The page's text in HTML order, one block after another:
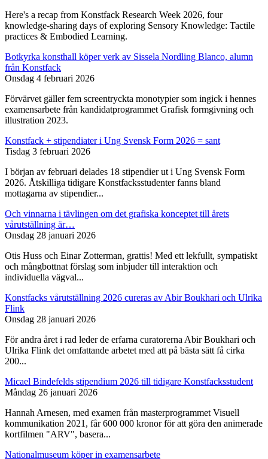
Here's a recap from Konstfack Research Week 2026, four
knowledge-sharing days of exploring Sensory Knowledge: Tactile
practices & Embodied Learning.
Botkyrka konsthall köper verk av Sissela Nordling Blanco, alumn
från Konstfack
Onsdag 4 februari 2026
Förvärvet gäller fem screentryckta monotypier som ingick i hennes
examensarbete från kandidatprogrammet Grafisk formgivning och
illustration 2023.
Konstfack + stipendiater i Ung Svensk Form 2026 = sant
Tisdag 3 februari 2026
I början av februari delades 18 stipendier ut i Ung Svensk Form
2026. Åtskilliga tidigare Konstfacksstudenter fanns bland
mottagarna av stipendier...
Och vinnarna i tävlingen om det grafiska konceptet till årets
vårutställning är…
Onsdag 28 januari 2026
Otis Huss och Einar Zotterman, grattis! Med ett lekfullt, sympatiskt
och mångbottnat förslag som inbjuder till interaktion och
individuella vägval...
Konstfacks vårutställning 2026 cureras av Abir Boukhari och Ulrika
Flink
Onsdag 28 januari 2026
För andra året i rad leder de erfarna curatorerna Abir Boukhari och
Ulrika Flink det omfattande arbetet med att på bästa sätt få cirka
200...
Micael Bindefelds stipendium 2026 till tidigare Konstfacksstudent
Måndag 26 januari 2026
Hannah Arnesen, med examen från masterprogrammet Visuell
kommunikation 2021, får 600 000 kronor för att göra den animerade
kortfilmen "ARV", basera...
Nationalmuseum köper in examensarbete